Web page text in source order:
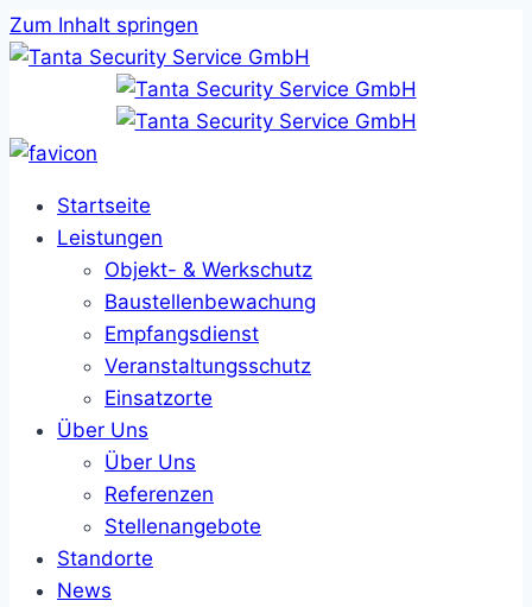
Zum Inhalt springen
Startseite
Leistungen
Objekt- & Werkschutz
Baustellenbewachung
Empfangsdienst
Veranstaltungsschutz
Einsatzorte
Über Uns
Über Uns
Referenzen
Stellenangebote
Standorte
News